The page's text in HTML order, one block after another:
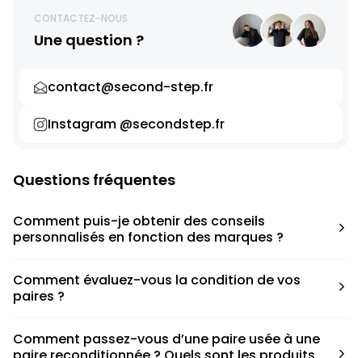
CONTACTEZ-NOUS
Une question ?
contact@second-step.fr
Instagram @secondstep.fr
Questions fréquentes
Comment puis-je obtenir des conseils
personnalisés en fonction des marques ?
pour déterminer la taille appropriée, que ce soit une taille
en dessous, au-dessus ou correspondant à votre taille
Comment évaluez-vous la condition de vos
paires ?
défauts spécifiques de chaque paire.
Comment passez-vous d’une paire usée à une